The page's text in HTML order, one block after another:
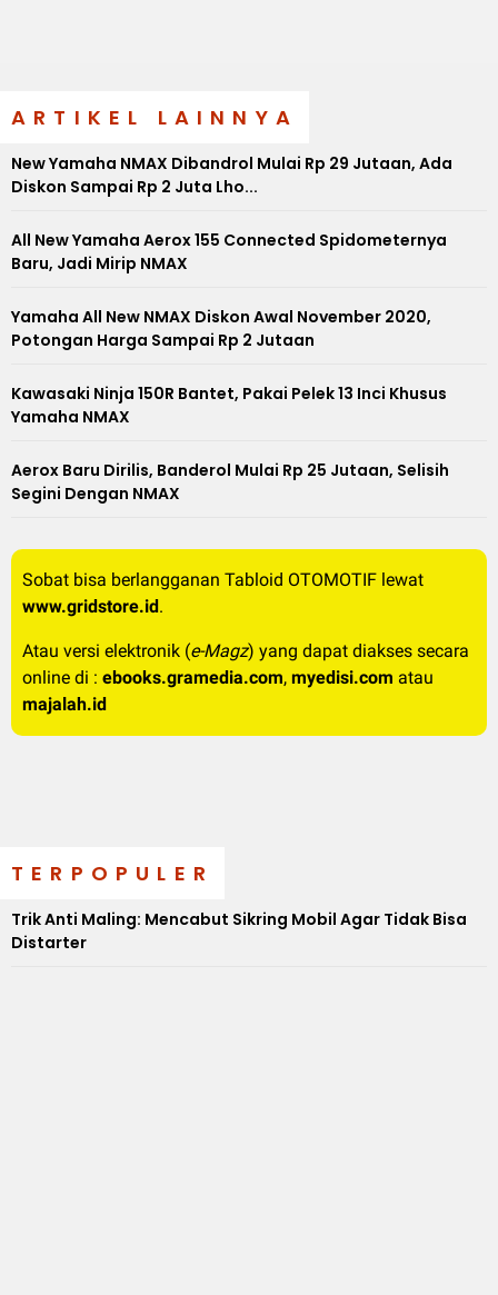
ARTIKEL LAINNYA
New Yamaha NMAX Dibandrol Mulai Rp 29 Jutaan, Ada
Diskon Sampai Rp 2 Juta Lho...
All New Yamaha Aerox 155 Connected Spidometernya
Baru, Jadi Mirip NMAX
Yamaha All New NMAX Diskon Awal November 2020,
Potongan Harga Sampai Rp 2 Jutaan
Kawasaki Ninja 150R Bantet, Pakai Pelek 13 Inci Khusus
Yamaha NMAX
Aerox Baru Dirilis, Banderol Mulai Rp 25 Jutaan, Selisih
Segini Dengan NMAX
Sobat bisa berlangganan Tabloid OTOMOTIF lewat
www.gridstore.id.
Atau versi elektronik (e-Magz) yang dapat diakses secara
online di : ebooks.gramedia.com, myedisi.com atau
majalah.id
TERPOPULER
Trik Anti Maling: Mencabut Sikring Mobil Agar Tidak Bisa
Distarter